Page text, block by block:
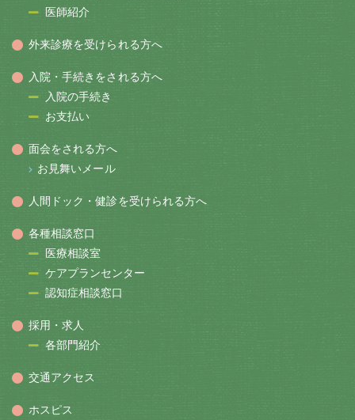
医師紹介
外来診療を受けられる方へ
入院・手続きをされる方へ
入院の手続き
お支払い
面会をされる方へ
お見舞いメール
人間ドック・健診を受けられる方へ
各種相談窓口
医療相談室
ケアプランセンター
認知症相談窓口
採用・求人
各部門紹介
交通アクセス
ホスピス